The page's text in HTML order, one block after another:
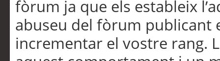
fòrum ja que els estableix
abuseu del fòrum publicant
incrementar el vostre rang.